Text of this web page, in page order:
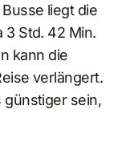
liegt die
3 Std. 42 Min.
kann die
verlängert.
günstiger sein,